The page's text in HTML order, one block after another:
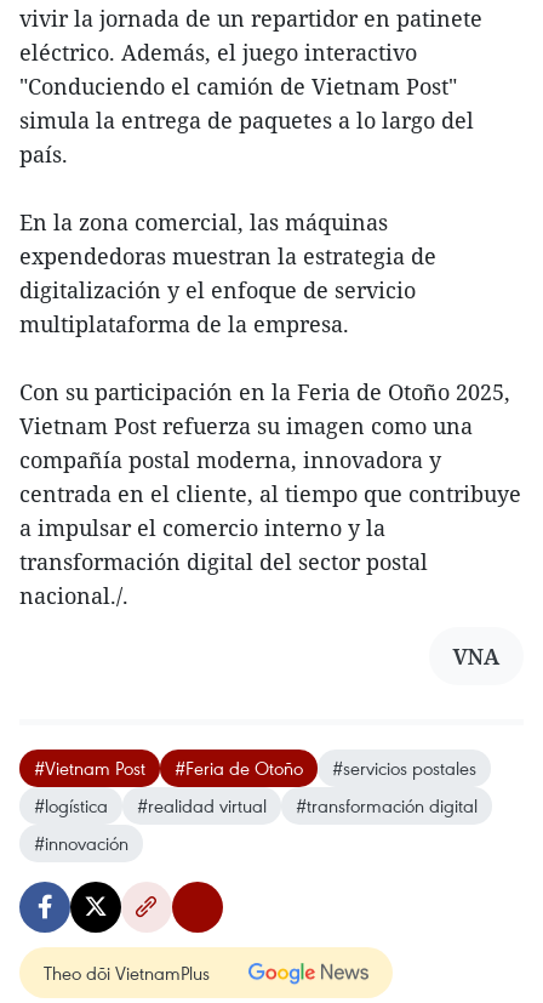
vivir la jornada de un repartidor en patinete
eléctrico. Además, el juego interactivo
"Conduciendo el camión de Vietnam Post"
simula la entrega de paquetes a lo largo del
país.
En la zona comercial, las máquinas
expendedoras muestran la estrategia de
digitalización y el enfoque de servicio
multiplataforma de la empresa.
Con su participación en la Feria de Otoño 2025,
Vietnam Post refuerza su imagen como una
compañía postal moderna, innovadora y
centrada en el cliente, al tiempo que contribuye
a impulsar el comercio interno y la
transformación digital del sector postal
nacional./.
VNA
#Vietnam Post #Feria de Otoño
#servicios postales
#logística
#realidad virtual
#transformación digital
#innovación
Theo dõi VietnamPlus